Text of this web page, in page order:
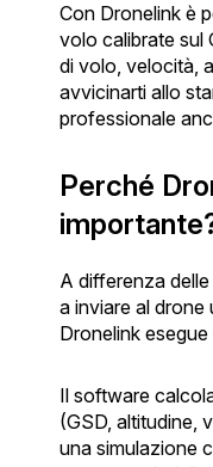
Con Dronelink è
volo calibrate sul
di volo, velocità,
avvicinarti allo
professionale
Perché
A differenza
a inviare al
Dronelink
Il software
(GSD, altitudine,
una simulazione